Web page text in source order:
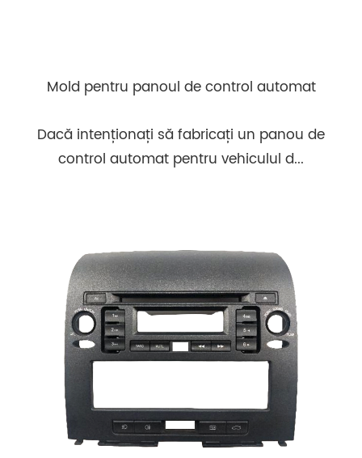
Mold pentru panoul de control automat
Dacă intenționați să fabricați un panou de
control automat pentru vehiculul d...